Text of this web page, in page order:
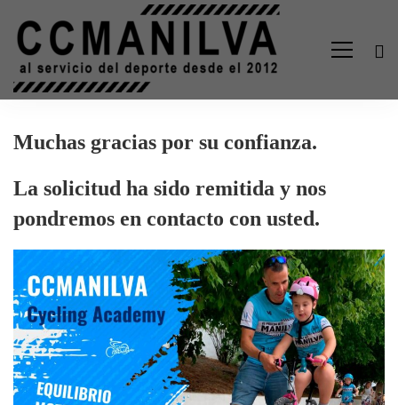
Gracias;
solicitud
realizada
Muchas gracias por su confianza.
La solicitud ha sido remitida y nos
pondremos en contacto con usted.